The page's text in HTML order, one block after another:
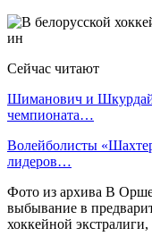
Сейчас читают
Шиманович и Шкурдай
чемпионата…
Волейболисты
лидеров…
Фото из архива В Орше
выбывание в
хоккейной